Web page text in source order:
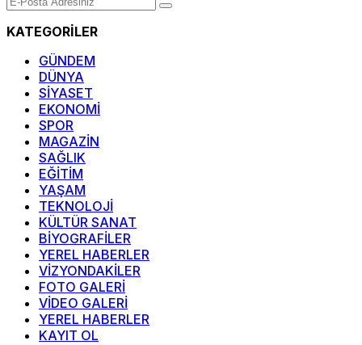
KATEGORİLER
GÜNDEM
DÜNYA
SİYASET
EKONOMİ
SPOR
MAGAZİN
SAĞLIK
EĞİTİM
YAŞAM
TEKNOLOJİ
KÜLTÜR SANAT
BİYOGRAFİLER
YEREL HABERLER
VİZYONDAKİLER
FOTO GALERİ
VİDEO GALERİ
YEREL HABERLER
KAYIT OL